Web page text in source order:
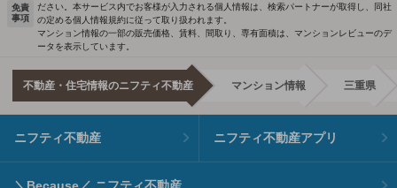
免責
事項
ださい。本サービス内でお客様が入力される個人情報は、検索パートナーが取得し、同社
の定める個人情報規約に従って取り扱われます。
マンション情報の一部の販売価格、賃料、間取り、専有面積は、マンションレビューのデ
ータを表示しています。
不動産・住宅情報のニフティ不動産 マンション情報 三重県
ニフティ不動産 ニフティ不動産アプリ